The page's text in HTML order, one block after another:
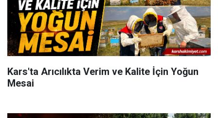
Kars'ta Arıcılıkta Verim ve Kalite İçin Yoğun
Mesai